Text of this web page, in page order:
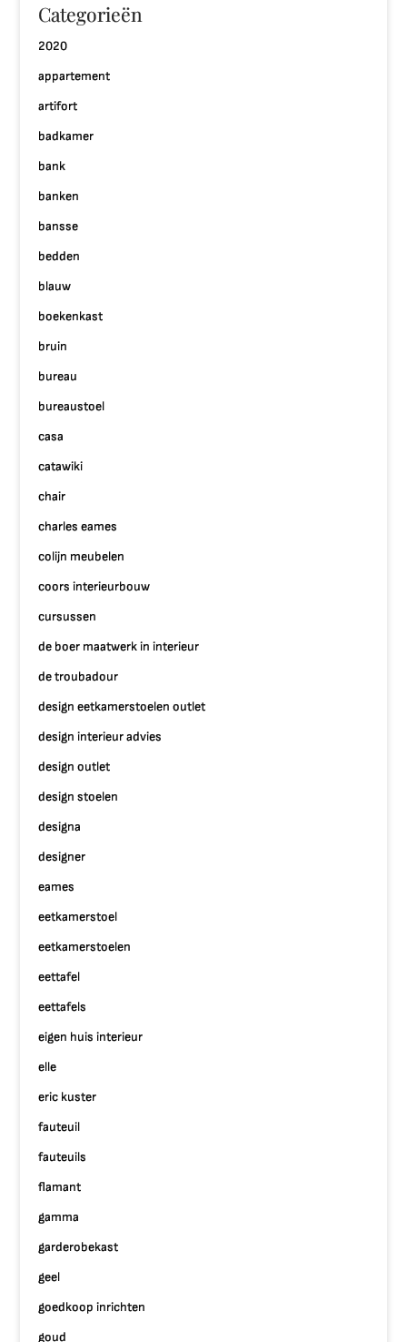
Categorieën
2020
appartement
artifort
badkamer
bank
banken
bansse
bedden
blauw
boekenkast
bruin
bureau
bureaustoel
casa
catawiki
chair
charles eames
colijn meubelen
coors interieurbouw
cursussen
de boer maatwerk in interieur
de troubadour
design eetkamerstoelen outlet
design interieur advies
design outlet
design stoelen
designa
designer
eames
eetkamerstoel
eetkamerstoelen
eettafel
eettafels
eigen huis interieur
elle
eric kuster
fauteuil
fauteuils
flamant
gamma
garderobekast
geel
goedkoop inrichten
goud